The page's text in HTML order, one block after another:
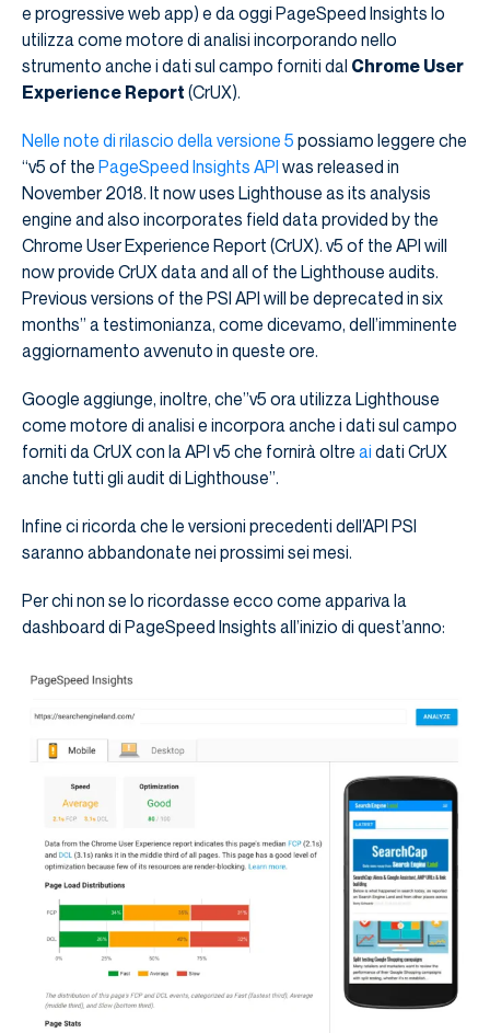
e progressive web app) e da oggi PageSpeed ​​Insights lo
utilizza come motore di analisi incorporando nello
strumento anche i dati sul campo forniti dal Chrome User
Experience Report (CrUX).
Nelle note di rilascio della versione 5 possiamo leggere che
“v5 of the PageSpeed Insights API was released in
November 2018. It now uses Lighthouse as its analysis
engine and also incorporates field data provided by the
Chrome User Experience Report (CrUX). v5 of the API will
now provide CrUX data and all of the Lighthouse audits.
Previous versions of the PSI API will be deprecated in six
months” a testimonianza, come dicevamo, dell’imminente
aggiornamento avvenuto in queste ore.
Google aggiunge, inoltre, che”v5 ora utilizza Lighthouse
come motore di analisi e incorpora anche i dati sul campo
forniti da CrUX con la API v5 che fornirà oltre ai dati CrUX
anche tutti gli audit di Lighthouse”.
Infine ci ricorda che le versioni precedenti dell’API PSI
saranno abbandonate nei prossimi sei mesi.
Per chi non se lo ricordasse ecco come appariva la
dashboard di PageSpeed ​​Insights all’inizio di quest’anno: